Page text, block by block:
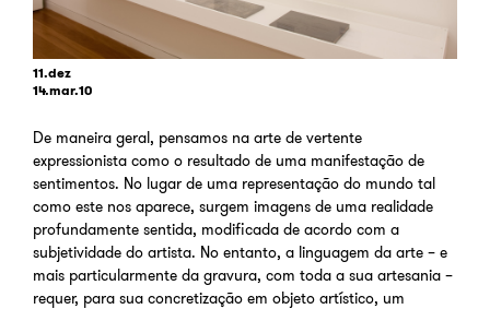
11.dez
14.mar.10
De maneira geral, pensamos na arte de vertente
expressionista como o resultado de uma manifestação de
sentimentos. No lugar de uma representação do mundo tal
como este nos aparece, surgem imagens de uma realidade
profundamente sentida, modificada de acordo com a
subjetividade do artista. No entanto, a linguagem da arte – e
mais particularmente da gravura, com toda a sua artesania –
requer, para sua concretização em objeto artístico, um